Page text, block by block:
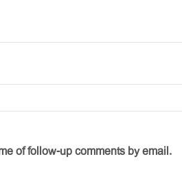
of follow-up comments by email.